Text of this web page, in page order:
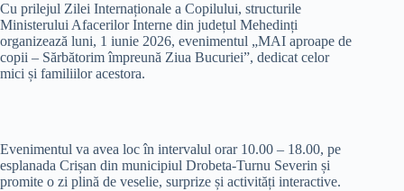
Cu prilejul Zilei Internaționale a Copilului, structurile
Ministerului Afacerilor Interne din județul Mehedinți
organizează luni, 1 iunie 2026, evenimentul „MAI aproape de
copii – Sărbătorim împreună Ziua Bucuriei”, dedicat celor
mici și familiilor acestora.
Evenimentul va avea loc în intervalul orar 10.00 – 18.00, pe
esplanada Crișan din municipiul Drobeta-Turnu Severin și
promite o zi plină de veselie, surprize și activități interactive.